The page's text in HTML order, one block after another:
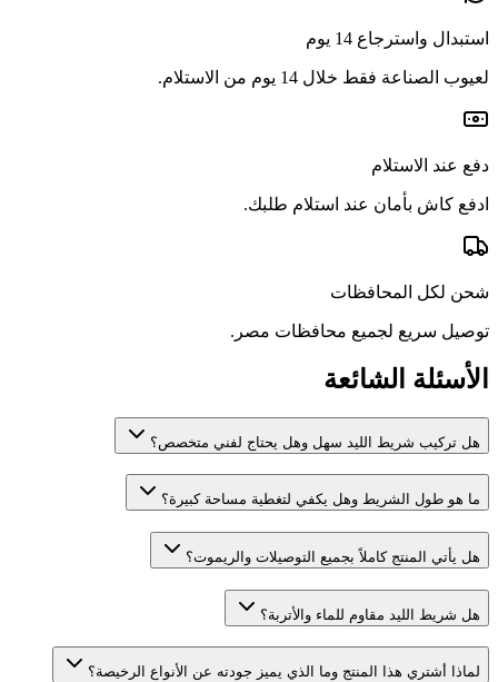
استبدال واسترجاع 14 يوم
لعيوب الصناعة فقط خلال 14 يوم من الاستلام.
دفع عند الاستلام
ادفع كاش بأمان عند استلام طلبك.
شحن لكل المحافظات
توصيل سريع لجميع محافظات مصر.
الأسئلة الشائعة
هل تركيب شريط الليد سهل وهل يحتاج لفني متخصص؟
ما هو طول الشريط وهل يكفي لتغطية مساحة كبيرة؟
هل يأتي المنتج كاملاً بجميع التوصيلات والريموت؟
هل شريط الليد مقاوم للماء والأتربة؟
لماذا أشتري هذا المنتج وما الذي يميز جودته عن الأنواع الرخيصة؟